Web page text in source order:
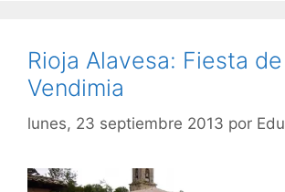
Rioja Alavesa: Fiesta
Vendimia
lunes, 23 septiembre 2013 por